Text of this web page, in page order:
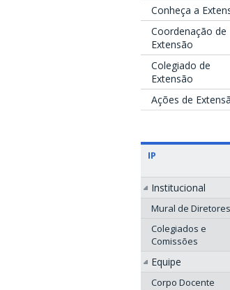
Conheça a
Coordenação de
Extensão
Colegiado de
Extensão
Ações de
IP
Institucional
Mural de Diretores
Colegiados e
Comissões
Equipe
Corpo Docente